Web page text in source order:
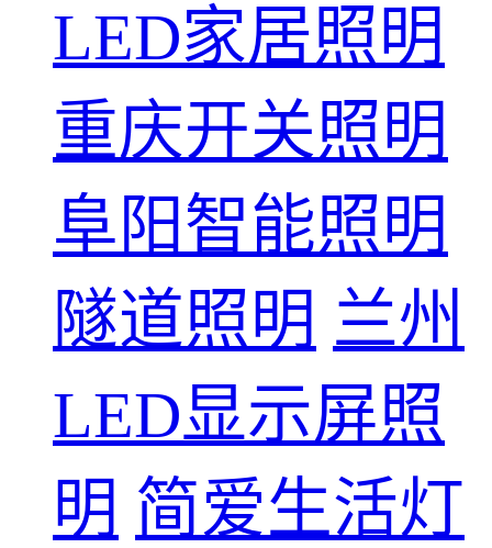
LED家居照明
重庆开关照明
阜阳智能照明
隧道照明 兰州
LED显示屏照
明 简爱生活灯